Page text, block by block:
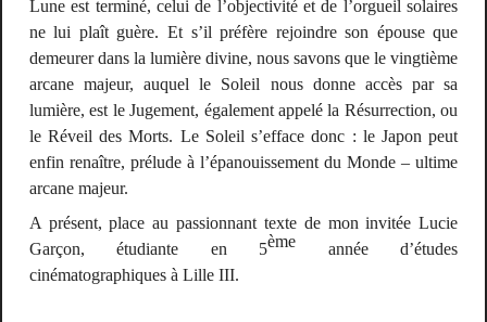
Lune est terminé, celui de l’objectivité et de l’orgueil solaires
ne lui plaît guère. Et s’il préfère rejoindre son épouse que
demeurer dans la lumière divine, nous savons que le vingtième
arcane majeur, auquel le Soleil nous donne accès par sa
lumière, est le Jugement, également appelé la Résurrection, ou
le Réveil des Morts. Le Soleil s’efface donc : le Japon peut
enfin renaître, prélude à l’épanouissement du Monde – ultime
arcane majeur.
A présent, place au passionnant texte de mon invitée Lucie
Garçon, étudiante en 5ème année d’études
cinématographiques à Lille III.